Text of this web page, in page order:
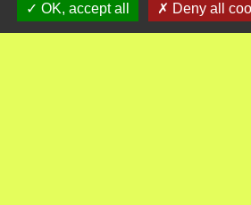
http://www.ain.gouv.fr/le-
risques-dans-le-departement-
OK, accept all
Deny all